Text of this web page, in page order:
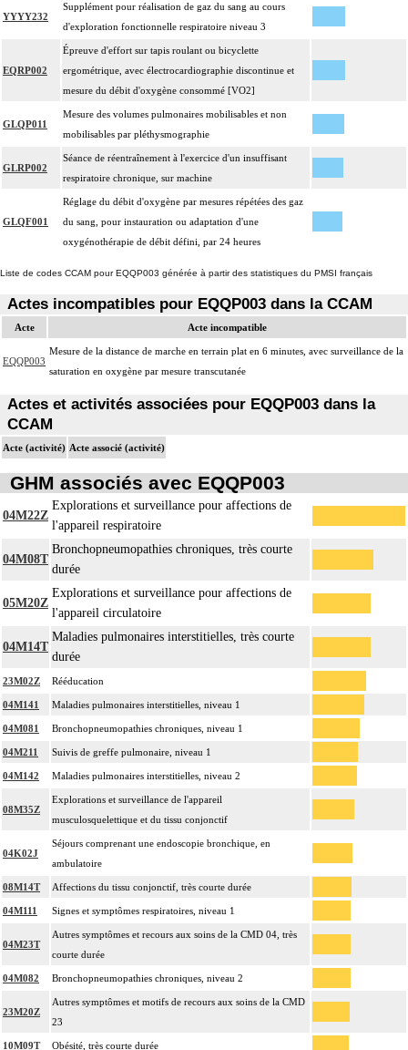
YYYY232
Supplément pour réalisation de gaz du sang au cours
d'exploration fonctionnelle respiratoire niveau 3
EQRP002
Épreuve d'effort sur tapis roulant ou bicyclette
ergométrique, avec électrocardiographie discontinue et
mesure du débit d'oxygène consommé [VO2]
GLQP011
Mesure des volumes pulmonaires mobilisables et non
mobilisables par pléthysmographie
GLRP002
Séance de réentraînement à l'exercice d'un insuffisant
respiratoire chronique, sur machine
GLQF001
Réglage du débit d'oxygène par mesures répétées des gaz
du sang, pour instauration ou adaptation d'une
oxygénothérapie de débit défini, par 24 heures
Liste de codes CCAM pour EQQP003 générée à partir des statistiques du PMSI français
Actes incompatibles pour EQQP003 dans la CCAM
Acte Acte incompatible
EQQP003
Mesure de la distance de marche en terrain plat en 6 minutes, avec surveillance de la
saturation en oxygène par mesure transcutanée
Actes et activités associées pour EQQP003 dans la
CCAM
Acte (activité) Acte associé (activité)
GHM associés avec EQQP003
04M22Z
Explorations et surveillance pour affections de
l'appareil respiratoire
04M08T
Bronchopneumopathies chroniques, très courte
durée
05M20Z
Explorations et surveillance pour affections de
l'appareil circulatoire
04M14T
Maladies pulmonaires interstitielles, très courte
durée
23M02Z Rééducation
04M141 Maladies pulmonaires interstitielles, niveau 1
04M081 Bronchopneumopathies chroniques, niveau 1
04M211 Suivis de greffe pulmonaire, niveau 1
04M142 Maladies pulmonaires interstitielles, niveau 2
08M35Z
Explorations et surveillance de l'appareil
musculosquelettique et du tissu conjonctif
04K02J
Séjours comprenant une endoscopie bronchique, en
ambulatoire
08M14T Affections du tissu conjonctif, très courte durée
04M111 Signes et symptômes respiratoires, niveau 1
04M23T
Autres symptômes et recours aux soins de la CMD 04, très
courte durée
04M082 Bronchopneumopathies chroniques, niveau 2
23M20Z
Autres symptômes et motifs de recours aux soins de la CMD
23
10M09T Obésité, très courte durée